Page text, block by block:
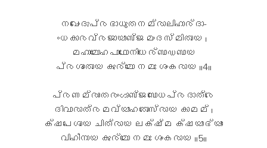
നഖേംദുപ്രഭാധൂതനമ്രാലിഹാര്ദാ-
ംധകാരവ്രജായാബ്ജമംദസ്മിതായ ।
മഹാമോഹപാഥോനിധേര്ബാഡബായ
പ്രശാംതായ കുര്മോ നമഃ ശംകരായ ॥4॥
പ്രണമ്രാംതരംഗാബ്ജബോധപ്രദാത്രേ
ദിവാരാത്രമവ്യാഹതോസ്രായ കാമമ് ।
ക്ഷപേശായ ചിത്രായ ലക്ഷ്മ ക്ഷയാഭ്യാം
വിഹീനായ കുര്മോ നമഃ ശംകരായ ॥5॥